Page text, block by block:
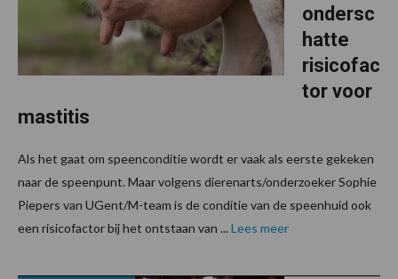
ondersc
hatte
risicofac
tor voor
mastitis
Als het gaat om speenconditie wordt er vaak als eerste gekeken
naar de speenpunt. Maar volgens dierenarts/onderzoeker Sophie
Piepers van UGent/M-team is de conditie van de speenhuid ook
een risicofactor bij het ontstaan van ... Lees meer